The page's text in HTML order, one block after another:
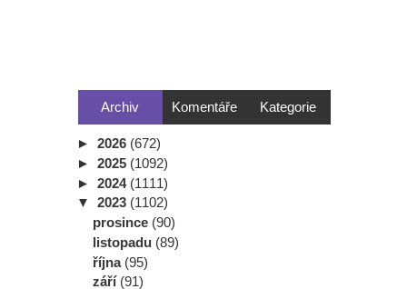
Archiv Komentáře Kategorie
► 2026 (672)
► 2025 (1092)
► 2024 (1111)
▼ 2023 (1102)
prosince (90)
listopadu (89)
října (95)
září (91)